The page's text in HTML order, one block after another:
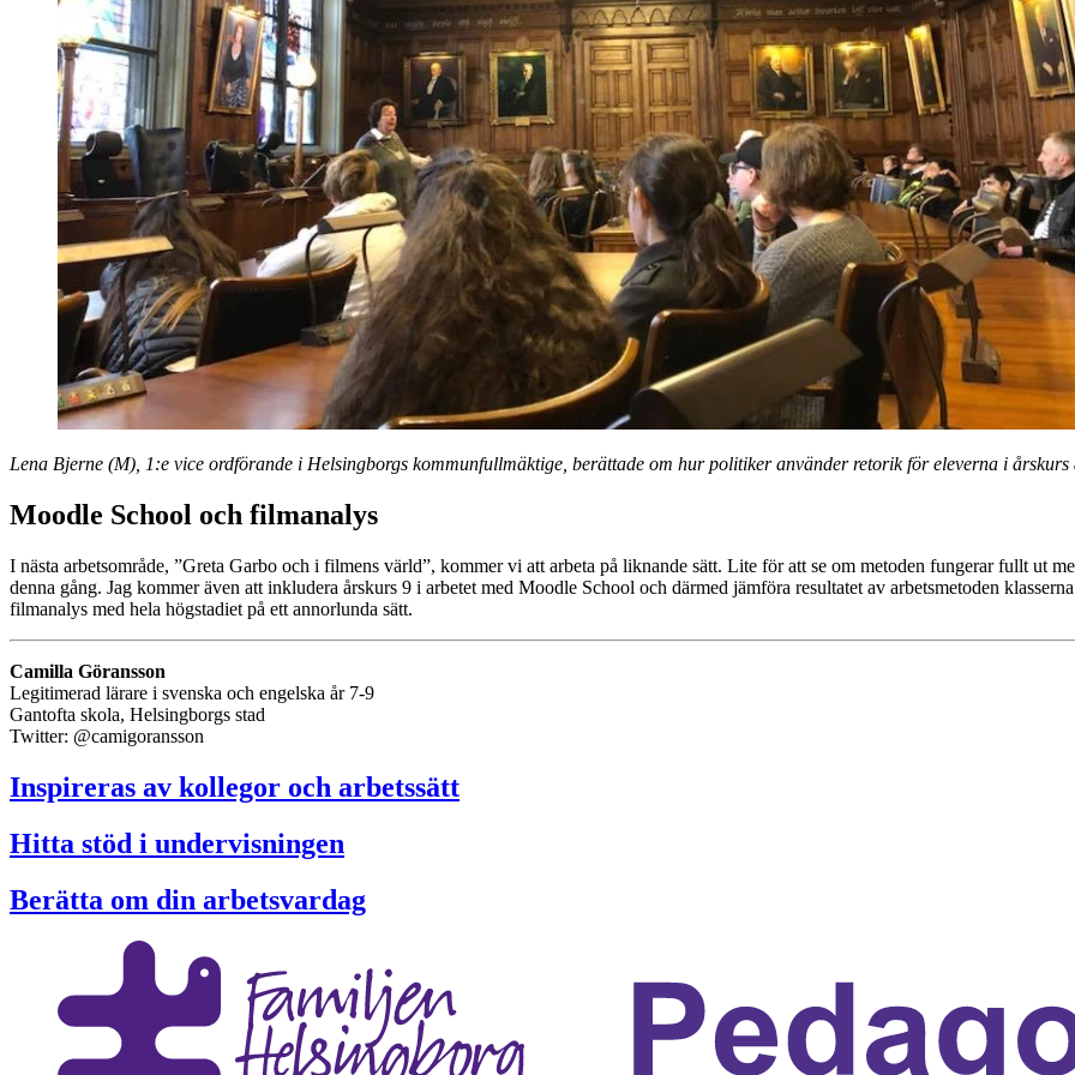
Lena Bjerne (M), 1:e vice ordförande i Helsingborgs kommunfullmäktige, berättade om hur politiker använder retorik för eleverna i årskurs
Moodle School och filmanalys
I nästa arbetsområde, ”Greta Garbo och i filmens värld”, kommer vi att arbeta på liknande sätt. Lite för att se om metoden fungerar fullt ut
denna gång. Jag kommer även att inkludera årskurs 9 i arbetet med Moodle School och därmed jämföra resultatet av arbetsmetoden
filmanalys med hela högstadiet på ett annorlunda sätt.
Camilla Göransson
Legitimerad lärare i svenska och engelska år 7-9
Gantofta skola, Helsingborgs stad
Twitter: @camigoransson
Inspireras av kollegor och arbetssätt
Hitta stöd i undervisningen
Berätta om din arbetsvardag